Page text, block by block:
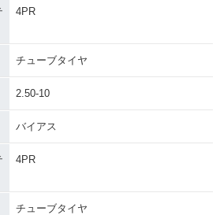
4PR
チューブタイヤ
2.50-10
バイアス
4PR
チューブタイヤ